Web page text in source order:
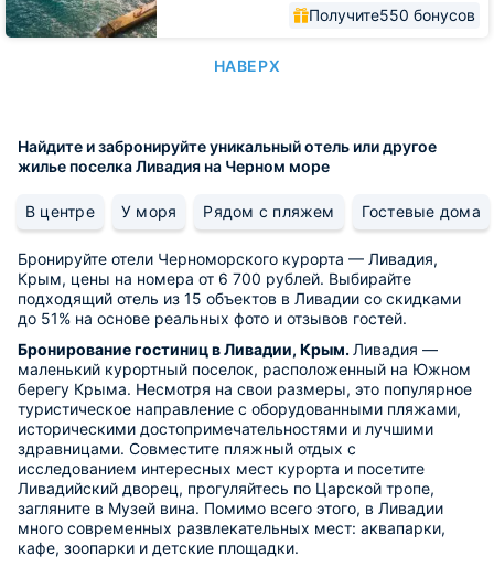
Получите550 бонусов
НАВЕРХ
Найдите и забронируйте уникальный отель или другое
жилье поселка Ливадия на Черном море
В центре У моря Рядом с пляжем Гостевые дома
Бронируйте отели Черноморского курорта — Ливадия,
Крым, цены на номера от 6 700 рублей. Выбирайте
подходящий отель из 15 объектов в Ливадии со скидками
до 51% на основе реальных фото и отзывов гостей.
Бронирование гостиниц в Ливадии, Крым.Ливадия —
маленький курортный поселок, расположенный на Южном
берегу Крыма. Несмотря на свои размеры, это популярное
туристическое направление с оборудованными пляжами,
историческими достопримечательностями и лучшими
здравницами. Совместите пляжный отдых с
исследованием интересных мест курорта и посетите
Ливадийский дворец, прогуляйтесь по Царской тропе,
загляните в Музей вина. Помимо всего этого, в Ливадии
много современных развлекательных мест: аквапарки,
кафе, зоопарки и детские площадки.